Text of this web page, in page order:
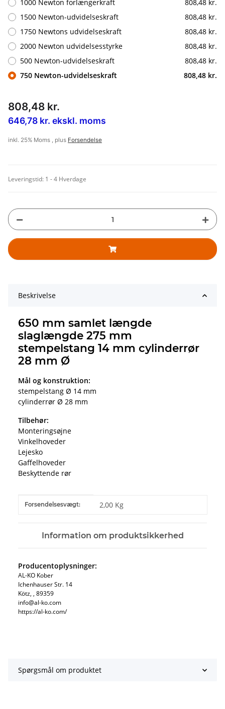
1000 Newton forlængerkraft
808,48 kr.
1500 Newton-udvidelseskraft
808,48 kr.
1750 Newtons udvidelseskraft
808,48 kr.
2000 Newton udvidelsesstyrke
808,48 kr.
500 Newton-udvidelseskraft
808,48 kr.
750 Newton-udvidelseskraft
808,48 kr.
808,48 kr.
646,78 kr. ekskl. moms
inkl. 25% Moms , plus Forsendelse
Leveringstid: 1 - 4 Hverdage
Beskrivelse
650 mm samlet længde
slaglængde 275 mm
stempelstang 14 mm cylinderrør
28 mm Ø
Mål og konstruktion:
stempelstang Ø 14 mm
cylinderrør Ø 28 mm
Tilbehør:
Monteringsøjne
Vinkelhoveder
Lejesko
Gaffelhoveder
Beskyttende rør
#productDetails.itemInformation#
#productDetails.itemValue#
Forsendelsesvægt: 2,00 Kg
Information om produktsikkerhed
Producentoplysninger:
AL-KO Kober
Ichenhauser Str. 14
Kötz, , 89359
info@al-ko.com
https://al-ko.com/
Spørgsmål om produktet